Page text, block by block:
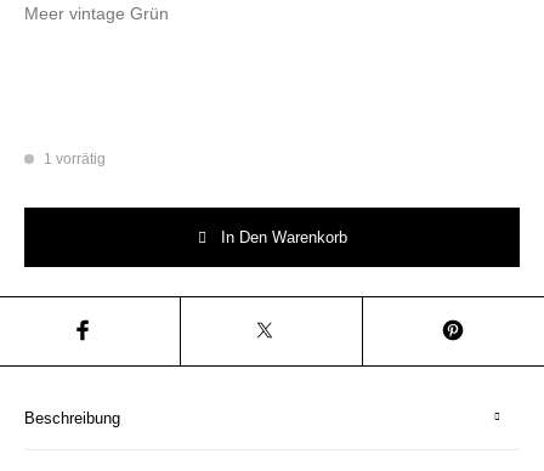
Meer vintage Grün
1 vorrätig
In Den Warenkorb
Beschreibung